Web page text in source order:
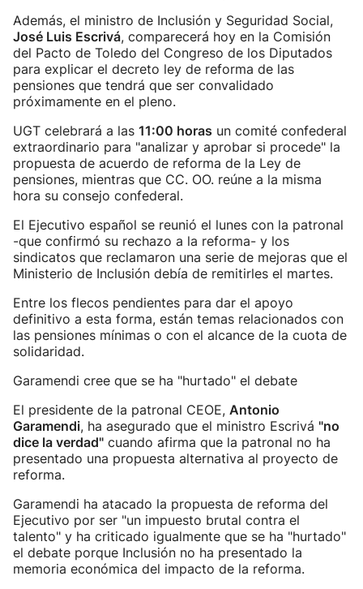
Además, el ministro de Inclusión y Seguridad Social,
José Luis Escrivá, comparecerá hoy en la Comisión
del Pacto de Toledo del Congreso de los Diputados
para explicar el decreto ley de reforma de las
pensiones que tendrá que ser convalidado
próximamente en el pleno.
UGT celebrará a las 11:00 horas un comité confederal
extraordinario para "analizar y aprobar si procede" la
propuesta de acuerdo de reforma de la Ley de
pensiones, mientras que CC. OO. reúne a la misma
hora su consejo confederal.
El Ejecutivo español se reunió el lunes con la patronal
-que confirmó su rechazo a la reforma- y los
sindicatos que reclamaron una serie de mejoras que el
Ministerio de Inclusión debía de remitirles el martes.
Entre los flecos pendientes para dar el apoyo
definitivo a esta forma, están temas relacionados con
las pensiones mínimas o con el alcance de la cuota de
solidaridad.
Garamendi cree que se ha "hurtado" el debate
El presidente de la patronal CEOE, Antonio
Garamendi, ha asegurado que el ministro Escrivá "no
dice la verdad" cuando afirma que la patronal no ha
presentado una propuesta alternativa al proyecto de
reforma.
Garamendi ha atacado la propuesta de reforma del
Ejecutivo por ser "un impuesto brutal contra el
talento" y ha criticado igualmente que se ha "hurtado"
el debate porque Inclusión no ha presentado la
memoria económica del impacto de la reforma.